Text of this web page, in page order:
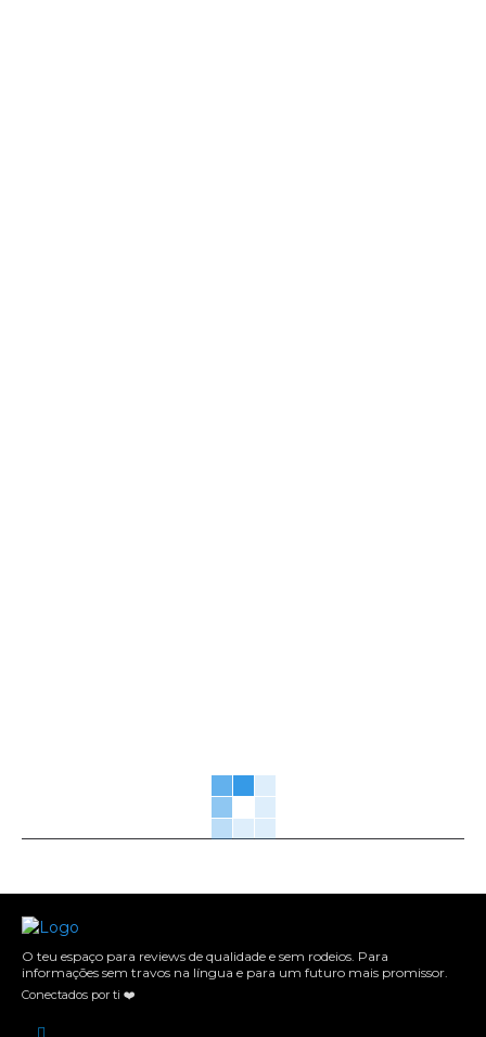
O teu espaço para reviews de qualidade e sem rodeios. Para
informações sem travos na língua e para um futuro mais promissor.
Conectados por ti ❤️